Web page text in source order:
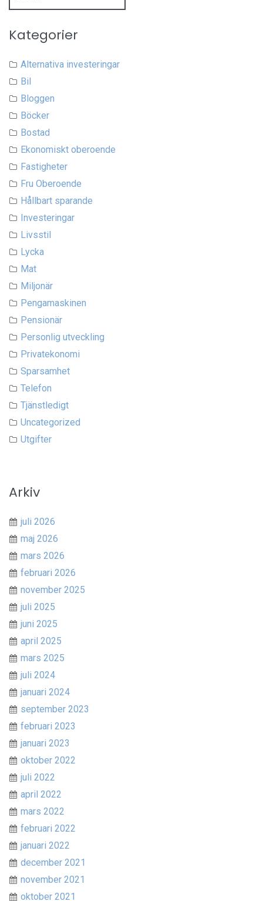
Kategorier
Alternativa investeringar
Bil
Bloggen
Böcker
Bostad
Ekonomiskt oberoende
Fastigheter
Fru Oberoende
Hållbart sparande
Investeringar
Livsstil
Lycka
Mat
Miljonär
Pengamaskinen
Pensionär
Personlig utveckling
Privatekonomi
Sparsamhet
Telefon
Tjänstledigt
Uncategorized
Utgifter
Arkiv
juli 2026
maj 2026
mars 2026
februari 2026
november 2025
juli 2025
juni 2025
april 2025
mars 2025
juli 2024
januari 2024
september 2023
februari 2023
januari 2023
oktober 2022
juli 2022
april 2022
mars 2022
februari 2022
januari 2022
december 2021
november 2021
oktober 2021